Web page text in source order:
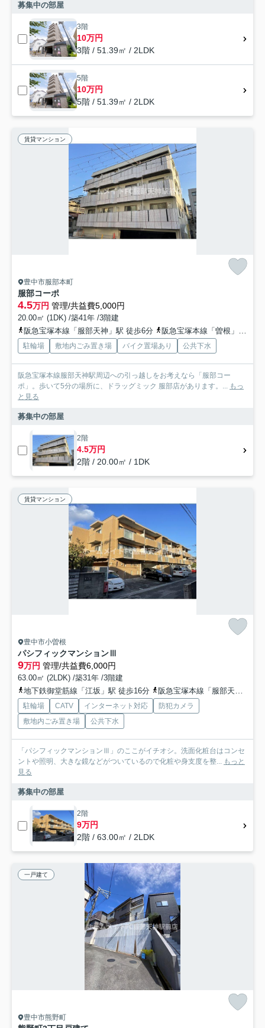
募集中の部屋
3階
10万円
3階 / 51.39㎡ / 2LDK
5階
10万円
5階 / 51.39㎡ / 2LDK
賃貸マンション
豊中市服部本町
服部コーポ
4.5万円 管理/共益費5,000円
20.00㎡ (1DK) /築41年 /3階建
阪急宝塚本線「服部天神」駅 徒歩6分
阪急宝塚本線「曽根」駅 徒歩18分
駐輪場 敷地内ごみ置き場 バイク置場あり 公共下水
阪急宝塚本線服部天神駅周辺への引っ越しをお考えなら「服部コー
ポ」。歩いて5分の場所に、ドラッグミック 服部店があります。... もっ
と見る
募集中の部屋
2階
4.5万円
2階 / 20.00㎡ / 1DK
賃貸マンション
豊中市小曽根
パシフィックマンションⅢ
9万円 管理/共益費6,000円
63.00㎡ (2LDK) /築31年 /3階建
地下鉄御堂筋線「江坂」駅 徒歩16分
阪急宝塚本線「服部天神」駅 徒歩20分
駐輪場 CATV インターネット対応
防犯カメラ
敷地内ごみ置き場
公共下水
「パシフィックマンションⅢ」のここがイチオシ。洗面化粧台はコンセ
ントや照明、大きな鏡などがついているので化粧や身支度を整... もっと
見る
募集中の部屋
2階
9万円
2階 / 63.00㎡ / 2LDK
一戸建て
豊中市熊野町